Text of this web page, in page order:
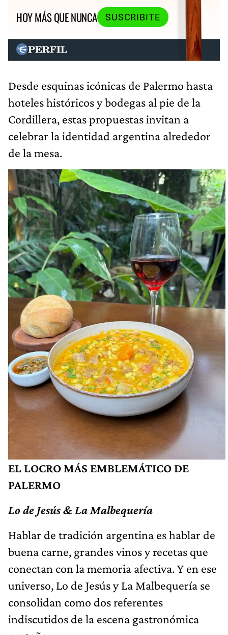
HOY MÁS QUE NUNCA
SUSCRIBITE
Desde esquinas icónicas de Palermo hasta
hoteles históricos y bodegas al pie de la
Cordillera, estas propuestas invitan a
celebrar la identidad argentina alrededor
de la mesa.
EL LOCRO MÁS EMBLEMÁTICO DE
PALERMO
Lo de Jesús & La Malbequería
Hablar de tradición argentina es hablar de
buena carne, grandes vinos y recetas que
conectan con la memoria afectiva. Y en ese
universo, Lo de Jesús y La Malbequería se
consolidan como dos referentes
indiscutidos de la escena gastronómica